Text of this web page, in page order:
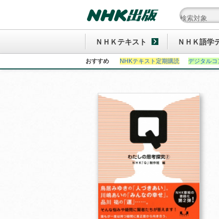
ＮＨＫテキスト ＮＨＫ語学
おすすめ NHKテキスト定期購読 デジタル